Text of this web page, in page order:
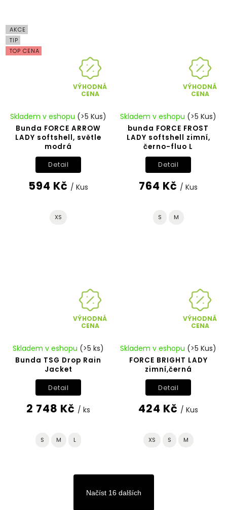
AKCE
TIP
TOP CENA
VÝHODNÁ
CENA
Bunda FORCE ARROW
LADY softshell, světle
modrá
Skladem v eshopu (>5 Kus)
594 Kč / Kus
Detail
XS
VÝHODNÁ
CENA
bunda FORCE FROST
LADY softshell zimní,
černo-fluo L
Skladem v eshopu (>5 Kus)
764 Kč / Kus
Detail
S M
VÝHODNÁ
CENA
Bunda TSG Drop Rain
Jacket
Skladem v eshopu (>5 ks)
2 748 Kč / ks
Detail
S M L
VÝHODNÁ
CENA
FORCE BRIGHT LADY
zimní,černá
Skladem v eshopu (>5 Kus)
424 Kč / Kus
Detail
XS S M
Načíst 16 dalších